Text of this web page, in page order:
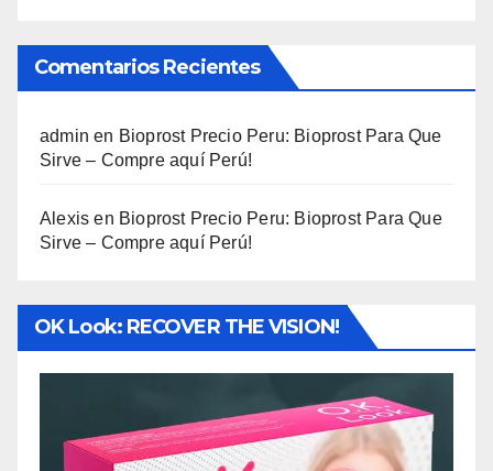
Comentarios Recientes
admin en Bioprost Precio Peru: Bioprost Para Que
Sirve – Compre aquí Perú!
Alexis en Bioprost Precio Peru: Bioprost Para Que
Sirve – Compre aquí Perú!
OK Look: RECOVER THE VISION!